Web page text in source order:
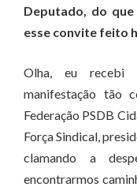
Deputado, do
esse convite feito
Olha, eu recebi
manifestação tão
Federação PSDB
Força Sindical,
clamando a
encontrarmos